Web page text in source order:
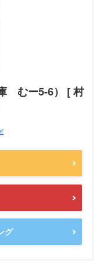
むー5-6） [ 村
グ